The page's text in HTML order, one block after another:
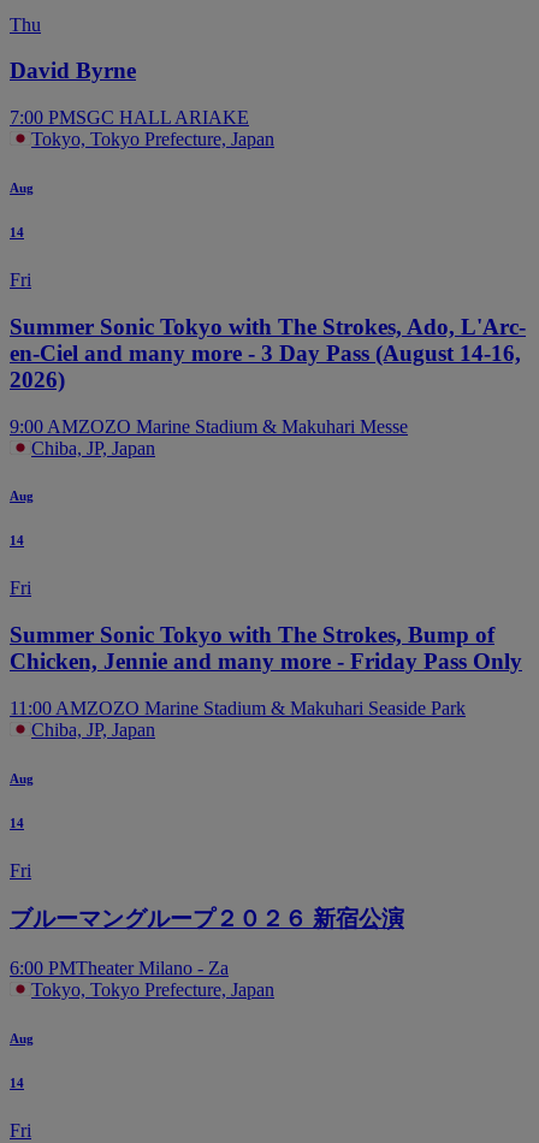
Thu
David Byrne
7:00 PMSGC HALL ARIAKE
Tokyo, Tokyo Prefecture, Japan
Aug
14
Fri
Summer Sonic Tokyo with The Strokes, Ado, L'Arc-
en-Ciel and many more - 3 Day Pass (August 14-16,
2026)
9:00 AMZOZO Marine Stadium & Makuhari Messe
Chiba, JP, Japan
Aug
14
Fri
Summer Sonic Tokyo with The Strokes, Bump of
Chicken, Jennie and many more - Friday Pass Only
11:00 AMZOZO Marine Stadium & Makuhari Seaside Park
Chiba, JP, Japan
Aug
14
Fri
ブルーマングループ２０２６ 新宿公演
6:00 PMTheater Milano - Za
Tokyo, Tokyo Prefecture, Japan
Aug
14
Fri